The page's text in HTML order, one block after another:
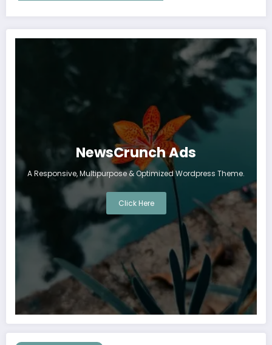
NewsCrunch Ads
A Responsive, Multipurpose & Optimized Wordpress Theme.
Click Here